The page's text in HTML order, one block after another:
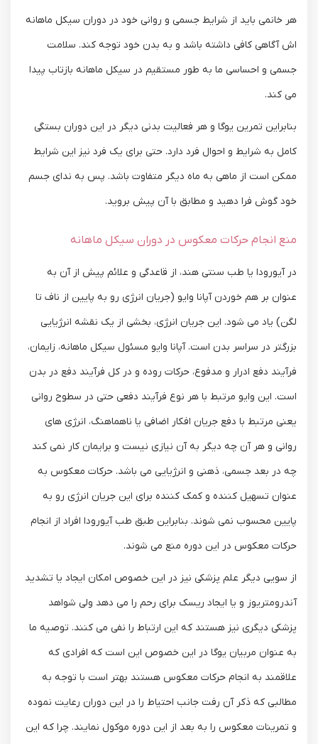
هر خانمی باید از شرایط جسمی و روانی خود در دوران سیکل ماهانه
اش آگاهی کافی داشته باشد و به بدن خود توجه کند. سلامت
جسمی و احساسی ما به طور مستقیم در سیکل ماهانه بازتاب پیدا
می کند.
بنابراین تمرین یوگا و هر فعالیت بدنی دیگر در این دوران بستگی
کامل به شرایط و احوال فرد دارد. حتی برای یک فرد نیز این شرایط
ممکن است از ماهی به ماه دیگر متفاوت باشد. پس به ندای جسم
خود گوش فرا دهید و مطابق با آن پیش بروید.
منع انجام حرکات معکوس در دوران سیکل ماهانه
در آیورودا یا طب سنتی هند، از قاعدگی و علائم پیش از آن به
عنوان بر هم خوردن آپانا وایو (جریان انرژی رو به پایین از ناف تا
لگن) یاد می شود. این جریان انرژی، بخشی از یک نقشه انرژیایی
بزرگتر در سراسر بدن است. آپانا وایو مسئول سیکل ماهانه، زایمان،
فرآیند دفع ادرار و مدفوع، حرکات روده و در کل فرآیند دفع در بدن
است. این وایو مرتبط با هر نوع فرآیند دفعی حتی در سطوح روانی
یعنی مرتبط با دفع جریان افکار اضافی یا ناهماهنگ، انرژی های
روانی و هر آن چه دیگر به آن نیازی نیست و برایمان کار نمی کند
چه در بعد جسمی، ذهنی و انرژیایی می باشد. حرکات معکوس به
عنوان تسهیل کننده و کمک کننده برای این جریان انرژی رو به
پایین محسوب نمی شوند. بنابراین طبق طب آیورودا افراد از انجام
حرکات معکوس در این دوره منع می شوند.
از سویی دیگر علم پزشکی نیز در این خصوص امکان ایجاد یا تشدید
آندرومتریوز و یا ایجاد ریسک برای رحم را می دهد ولی شواهد
پزشکی دیگری نیز هستند که این ارتباط را نفی می کنند. توصیه ما
به عنوان مربیان یوگا در این خصوص این است که افرادی که
علاقمند به انجام حرکات معکوس هستند بهتر است با توجه به
مطالبی که ذکر آن رفت جانب احتیاط را در این دوران رعایت نموده
و تمرینات معکوس را به بعد از این دوره موکول نمایند. چرا که این